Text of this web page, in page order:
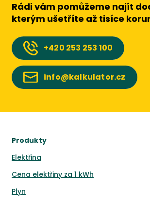
Rádi vám pomůžeme najít
kterým ušetříte až tisíce
+420 253 253 100
info@kalkulator.cz
Produkty
Elektřina
Cena elektřiny za 1 kWh
Plyn